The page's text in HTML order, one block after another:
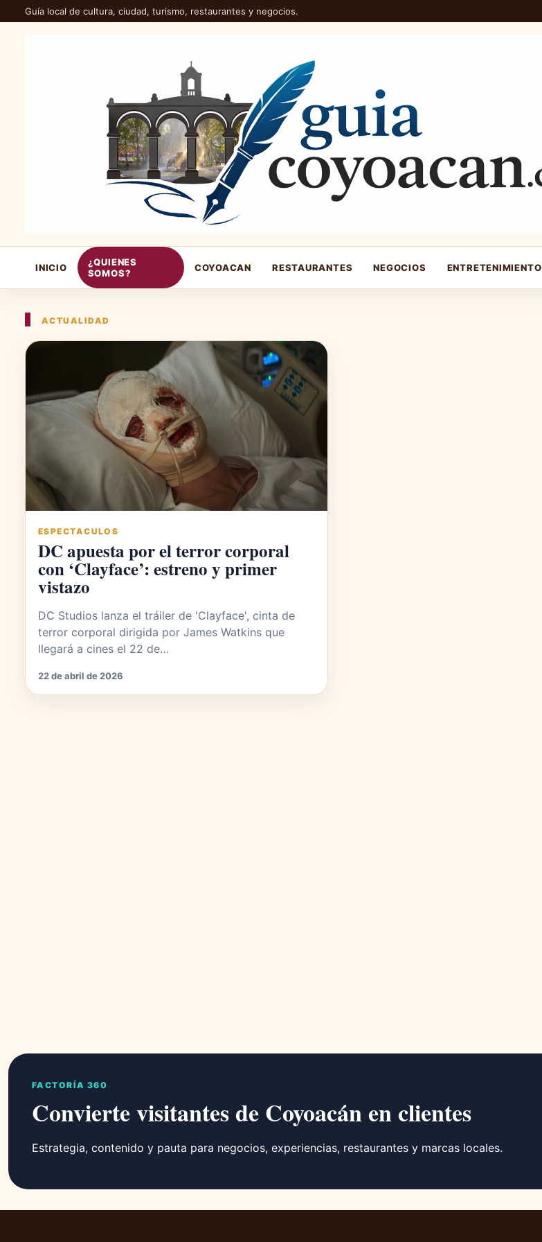
Guía local de cultura, ciudad, turismo, restaurantes y negocios.
INICIO
¿QUIENES
SOMOS?
COYOACAN RESTAURANTES NEGOCIOS ENTRETENIMIENTO
ACTUALIDAD
ESPECTACULOS
DC apuesta por el terror corporal
con ‘Clayface’: estreno y primer
vistazo
DC Studios lanza el tráiler de 'Clayface', cinta de
terror corporal dirigida por James Watkins que
llegará a cines el 22 de…
22 de abril de 2026
FACTORÍA 360
Convierte visitantes de Coyoacán en clientes
Estrategia, contenido y pauta para negocios, experiencias, restaurantes y marcas locales.